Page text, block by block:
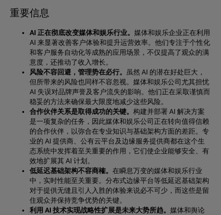
重要信息
AI 正在彻底改变媒体和娱乐行业。 媒体和娱乐企业正在利用
AI 来显著改善客户体验和提升运营效率。他们专注于个性化
和客户服务自动化等成熟的应用场景，不仅提高了观众的满
意度，还推动了收入增长。
风险不容回避，管理势在必行。 虽然 AI 的潜在好处巨大，
但所带来的风险也同样不容忽视。媒体和娱乐公司尤其担忧
AI 失误对品牌声誉及客户流失的影响。他们正在采取谨慎而
稳妥的方法来确保最大限度地减少这些风险。
合作伙伴关系是取得成功的关键。 构建并部署 AI 解决方案
是一项复杂的任务，因此媒体和娱乐公司正在转向值得信赖
的合作伙伴，以弥合在专业知识与基础架构方面的差距。专
业的 AI 提供商、公有云平台及边缘服务提供商都在这个生
态系统中发挥着至关重要的作用，它们使企业能够安全、有
效地扩展其 AI 计划。
低延迟基础架构不容商榷。 在瞬息万变的媒体和娱乐行业
中，实时性能至关重要。分布式边缘平台等低延迟基础架构
对于提供无缝且引人入胜的体验来说必不可少，而这些是留
住观众并保持竞争优势的关键。
利用 AI 技术实现战略性扩展是未来大势所趋。 媒体和舆论